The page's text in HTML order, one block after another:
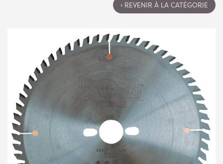
‹ REVENIR À LA CATÉGORIE